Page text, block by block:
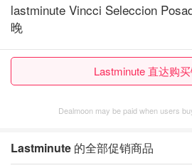
lastminute Vincci Seleccion
晚
Lastminute 直达购
Dealmoon may be paid when users
Lastminute 的全部促销商品